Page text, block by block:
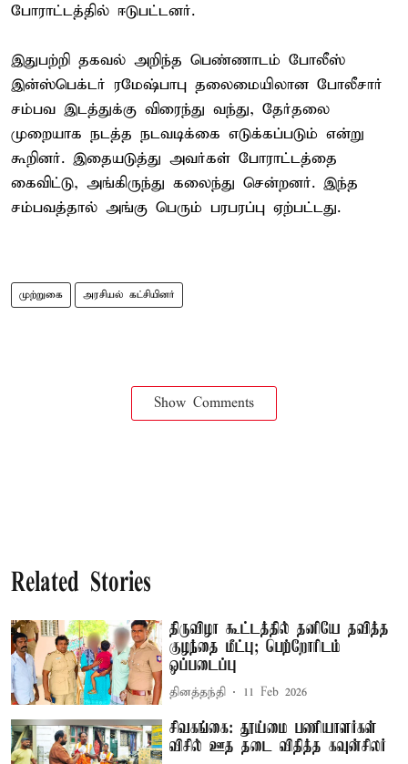
போராட்டத்தில் ஈடுபட்டனர்.
இதுபற்றி தகவல் அறிந்த பெண்ணாடம் போலீஸ்
இன்ஸ்பெக்டர் ரமேஷ்பாபு தலைமையிலான போலீசார்
சம்பவ இடத்துக்கு விரைந்து வந்து, தேர்தலை
முறையாக நடத்த நடவடிக்கை எடுக்கப்படும் என்று
கூறினர். இதையடுத்து அவர்கள் போராட்டத்தை
கைவிட்டு, அங்கிருந்து கலைந்து சென்றனர். இந்த
சம்பவத்தால் அங்கு பெரும் பரபரப்பு ஏற்பட்டது.
முற்றுகை அரசியல் கட்சியினர்
Show Comments
Related Stories
திருவிழா கூட்டத்தில் தனியே தவித்த
குழந்தை மீட்பு; பெற்றோரிடம்
ஒப்படைப்பு
தினத்தந்தி 11 Feb 2026
சிவகங்கை: தூய்மை பணியாளர்கள்
விசில் ஊத தடை விதித்த கவுன்சிலர்